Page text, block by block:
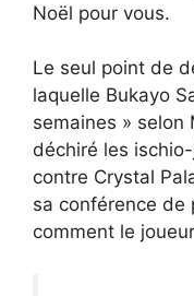
Noël pour vous.
Le seul point de
laquelle Bukayo
semaines »
déchiré les
contre Crystal
sa conférence de
comment le